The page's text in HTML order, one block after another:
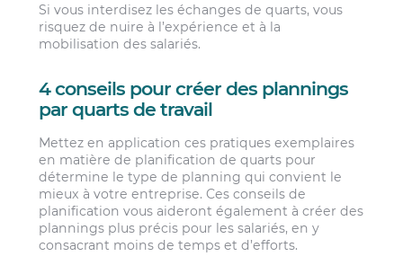
Si vous interdisez les échanges de quarts, vous
risquez de nuire à l’expérience et à la
mobilisation des salariés.
4 conseils pour créer des plannings
par quarts de travail
Mettez en application ces pratiques exemplaires
en matière de planification de quarts pour
détermine le type de planning qui convient le
mieux à votre entreprise. Ces conseils de
planification vous aideront également à créer des
plannings plus précis pour les salariés, en y
consacrant moins de temps et d’efforts.